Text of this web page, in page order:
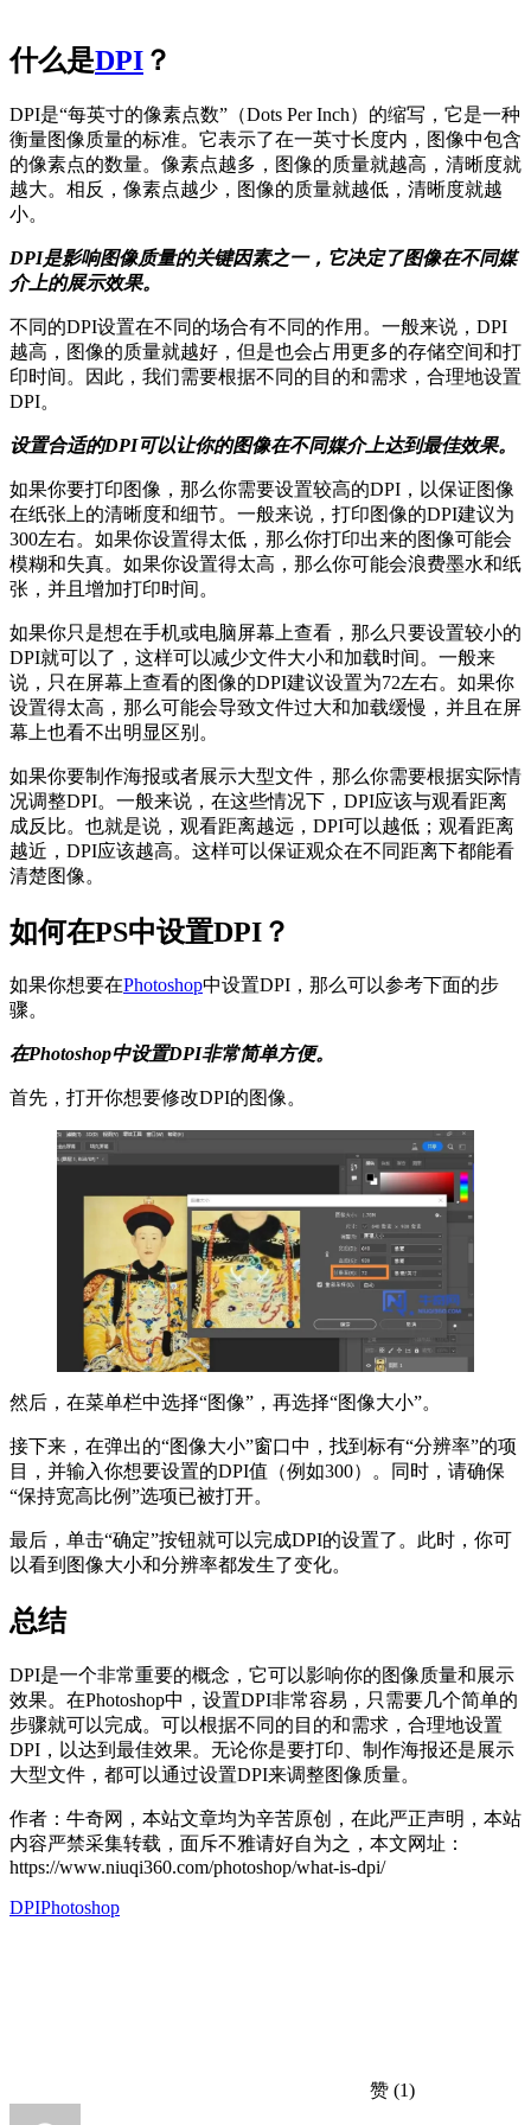
什么是DPI ？
DPI是“每英寸的像素点数”（Dots Per Inch）的缩写，它是一种
衡量图像质量的标准。它表示了在一英寸长度内，图像中包含
的像素点的数量。像素点越多，图像的质量就越高，清晰度就
越大。相反，像素点越少，图像的质量就越低，清晰度就越
小。
DPI是影响图像质量的关键因素之一，它决定了图像在不同媒
介上的展示效果。
不同的DPI设置在不同的场合有不同的作用。一般来说，DPI
越高，图像的质量就越好，但是也会占用更多的存储空间和打
印时间。因此，我们需要根据不同的目的和需求，合理地设置
DPI。
设置合适的DPI可以让你的图像在不同媒介上达到最佳效果。
如果你要打印图像，那么你需要设置较高的DPI，以保证图像
在纸张上的清晰度和细节。一般来说，打印图像的DPI建议为
300左右。如果你设置得太低，那么你打印出来的图像可能会
模糊和失真。如果你设置得太高，那么你可能会浪费墨水和纸
张，并且增加打印时间。
如果你只是想在手机或电脑屏幕上查看，那么只要设置较小的
DPI就可以了，这样可以减少文件大小和加载时间。一般来
说，只在屏幕上查看的图像的DPI建议设置为72左右。如果你
设置得太高，那么可能会导致文件过大和加载缓慢，并且在屏
幕上也看不出明显区别。
如果你要制作海报或者展示大型文件，那么你需要根据实际情
况调整DPI。一般来说，在这些情况下，DPI应该与观看距离
成反比。也就是说，观看距离越远，DPI可以越低；观看距离
越近，DPI应该越高。这样可以保证观众在不同距离下都能看
清楚图像。
如何在PS中设置DPI？
如果你想要在Photoshop中设置DPI，那么可以参考下面的步
骤。
在Photoshop中设置DPI非常简单方便。
首先，打开你想要修改DPI的图像。
然后，在菜单栏中选择“图像”，再选择“图像大小”。
接下来，在弹出的“图像大小”窗口中，找到标有“分辨率”的项
目，并输入你想要设置的DPI值（例如300）。同时，请确保
“保持宽高比例”选项已被打开。
最后，单击“确定”按钮就可以完成DPI的设置了。此时，你可
以看到图像大小和分辨率都发生了变化。
总结
DPI是一个非常重要的概念，它可以影响你的图像质量和展示
效果。在Photoshop中，设置DPI非常容易，只需要几个简单的
步骤就可以完成。可以根据不同的目的和需求，合理地设置
DPI，以达到最佳效果。无论你是要打印、制作海报还是展示
大型文件，都可以通过设置DPI来调整图像质量。
作者：牛奇网，本站文章均为辛苦原创，在此严正声明，本站
内容严禁采集转载，面斥不雅请好自为之，本文网址：
https://www.niuqi360.com/photoshop/what-is-dpi/
DPIPhotoshop
赞 (1)